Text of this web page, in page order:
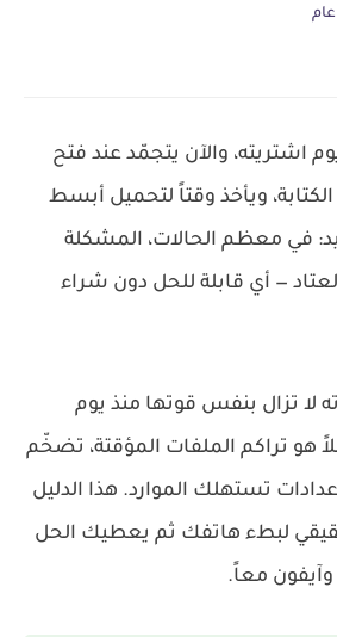
اشتريته، والآن يتجمّد عند فتح
ويأخذ وقتاً لتحميل أبسط
في معظم الحالات، المشكلة
— أي قابلة للحل دون شراء
لا تزال بنفس قوتها منذ يوم
هو تراكم الملفات المؤقتة، تضخّم
تستهلك الموارد. هذا الدليل
لبطء هاتفك ثم يعطيك الحل
وآيفون معاً.